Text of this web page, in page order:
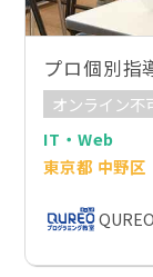
プロ個別指
オンライン不
IT・Web
東京都 中野区